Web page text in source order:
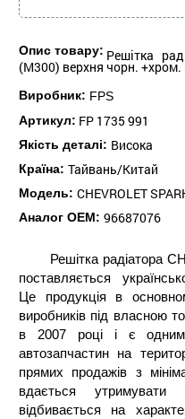
Опис товару: Решітка
(M300) верхня чорн. +хром.
Виробник: FPS
Артикул: FP 1735 991
Якість деталі: Висока
Країна: Тайвань/Китай
Модель: CHEVROLET
Аналог ОЕМ: 96687076
Решітка радіатора
поставляється
Це продукція в
виробників під власною
в 2007 році і є одним
автозапчастин на
прямих продажів з
вдається
відбивається на